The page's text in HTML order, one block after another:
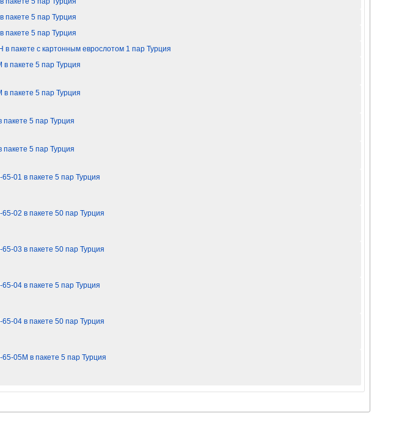
пакете 5 пар Турция
пакете 5 пар Турция
в пакете с картонным еврослотом 1 пар Турция
пакете 5 пар Турция
пакете 5 пар Турция
5 пар Турция
5 пар Турция
01 в пакете 5 пар Турция
02 в пакете 50 пар Турция
03 в пакете 50 пар Турция
04 в пакете 5 пар Турция
04 в пакете 50 пар Турция
05M в пакете 5 пар Турция